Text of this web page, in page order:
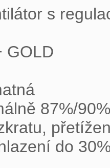
s
GOLD
87%/
do